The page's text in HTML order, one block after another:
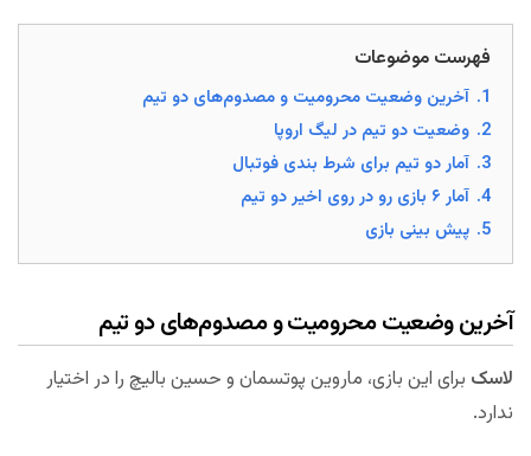
فهرست موضوعات
1. آخرین وضعیت محرومیت و مصدوم‌های دو تیم
2. وضعیت دو تیم در لیگ اروپا
3. آمار دو تیم برای شرط بندی فوتبال
4. آمار ۶ بازی رو در روی اخیر دو تیم
5. پیش بینی بازی
آخرین وضعیت محرومیت و مصدوم‌های دو تیم
لاسک برای این بازی، ماروین پوتسمان و حسین بالیچ را در اختیار
ندارد.